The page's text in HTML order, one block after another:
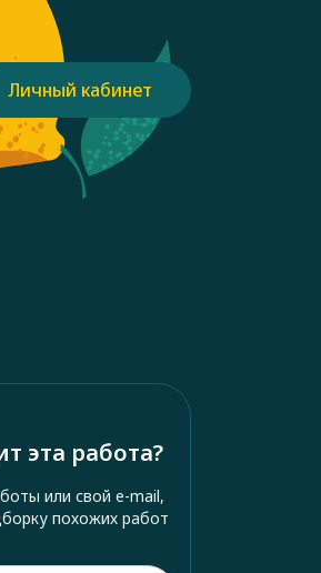
Личный кабинет
эта работа?
или свой e-mail,
похожих работ